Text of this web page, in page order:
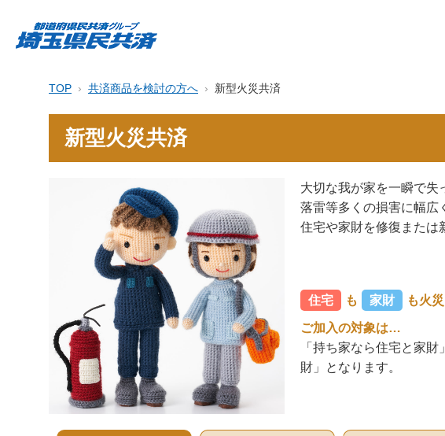
TOP 共済商品を検討の方へ 新型火災共済
新型火災共済
大切な我が家を一瞬で失
落雷等多くの損害に幅広
住宅や家財を修復または
住宅 も 家財 も火
ご加入の対象は…
「持ち家なら住宅と家
財」となります。